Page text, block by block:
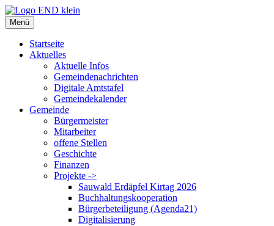
Zum
Inhalt
springen
Menü
Startseite
Aktuelles
Aktuelle Infos
Gemeindenachrichten
Digitale Amtstafel
Gemeindekalender
Gemeinde
Bürgermeister
Mitarbeiter
offene Stellen
Geschichte
Finanzen
Projekte ->
Sauwald Erdäpfel Kirtag 2026
Buchhaltungskooperation
Bürgerbeteiligung (Agenda21)
Digitalisierung